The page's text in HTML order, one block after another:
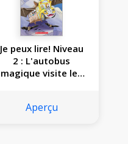
Je peux lire! Niveau
2 : L'autobus
magique visite les
Aperçu